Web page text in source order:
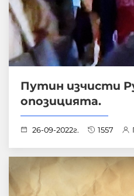
Путин изчисти
опозицията.
26-09-2022г. 1557